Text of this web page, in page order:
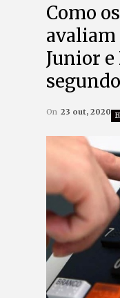
Como
avaliam
Junior
On 23 out, 2020